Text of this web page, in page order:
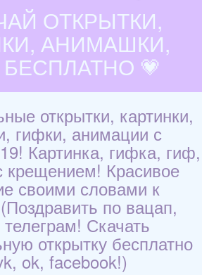
ОТКРЫТКИ,
АНИМАШКИ,
💗
открытки, картинки,
гифки, анимации с
Картинка, гифка, гиф,
Красивое
своими словами к
по вацап,
Скачать
открытку бесплатно
ok, facebook!)